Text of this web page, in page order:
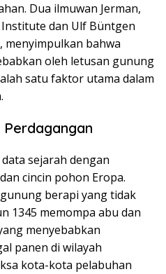
Dua ilmuwan Jerman,
dan Ulf Büntgen
menyimpulkan bahwa
oleh letusan gunung
satu faktor utama dalam
sejarah dengan
cincin pohon Eropa.
berapi yang tidak
1345 memompa abu dan
menyebabkan
panen di wilayah
kota-kota pelabuhan